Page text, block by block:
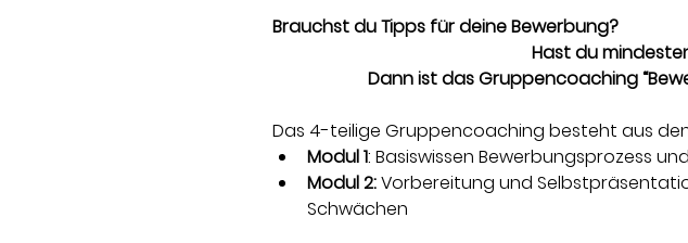
Brauchst du Tipps für deine Bewerbung?
Hast du
Dann ist das Gruppencoaching
Das 4-teilige Gruppencoaching besteht aus
Modul 1: Basiswissen Bewerbungsprozess
Modul 2: Vorbereitung und
Schwächen